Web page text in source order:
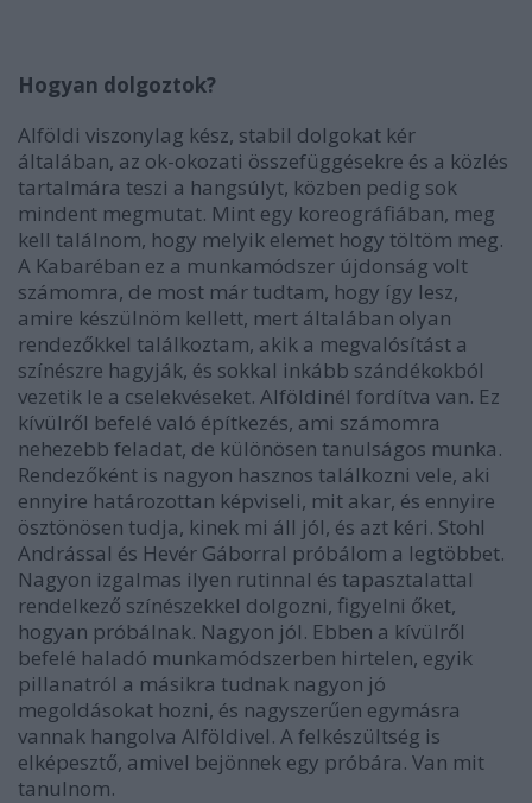
Hogyan dolgoztok?
Alföldi viszonylag kész, stabil dolgokat kér
általában, az ok-okozati összefüggésekre és a közlés
tartalmára teszi a hangsúlyt, közben pedig sok
mindent megmutat. Mint egy koreográfiában, meg
kell találnom, hogy melyik elemet hogy töltöm meg.
A Kabaréban ez a munkamódszer újdonság volt
számomra, de most már tudtam, hogy így lesz,
amire készülnöm kellett, mert általában olyan
rendezőkkel találkoztam, akik a megvalósítást a
színészre hagyják, és sokkal inkább szándékokból
vezetik le a cselekvéseket. Alföldinél fordítva van. Ez
kívülről befelé való építkezés, ami számomra
nehezebb feladat, de különösen tanulságos munka.
Rendezőként is nagyon hasznos találkozni vele, aki
ennyire határozottan képviseli, mit akar, és ennyire
ösztönösen tudja, kinek mi áll jól, és azt kéri. Stohl
Andrással és Hevér Gáborral próbálom a legtöbbet.
Nagyon izgalmas ilyen rutinnal és tapasztalattal
rendelkező színészekkel dolgozni, figyelni őket,
hogyan próbálnak. Nagyon jól. Ebben a kívülről
befelé haladó munkamódszerben hirtelen, egyik
pillanatról a másikra tudnak nagyon jó
megoldásokat hozni, és nagyszerűen egymásra
vannak hangolva Alföldivel. A felkészültség is
elképesztő, amivel bejönnek egy próbára. Van mit
tanulnom.